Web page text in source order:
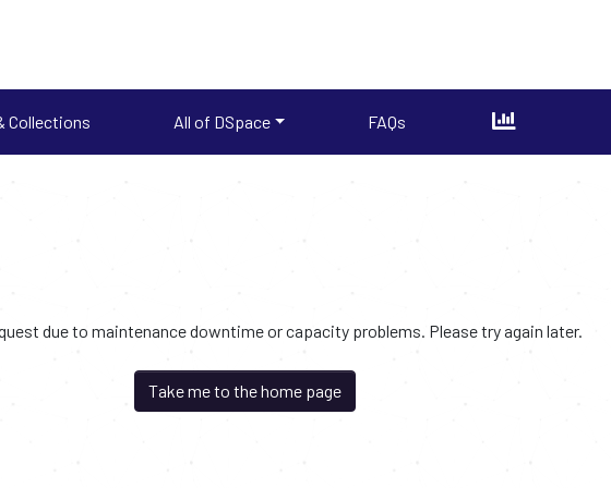
Collections All of DSpace FAQs
due to maintenance downtime or capacity problems. Please try again later.
Take me to the home page